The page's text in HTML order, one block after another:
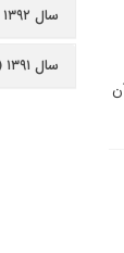
سال ۱۳۹۲ (۱۳۹۱)
سال ۱۳۹۱ (۹۸۴)